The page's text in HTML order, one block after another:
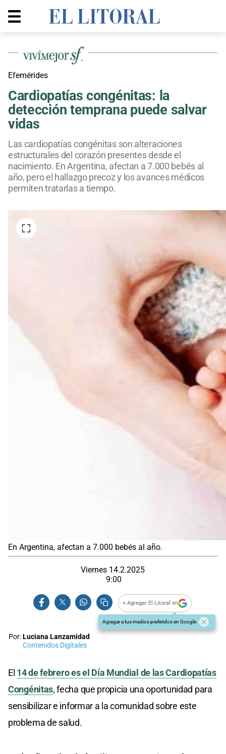
Efemérides
Cardiopatías congénitas: la
detección temprana puede salvar
vidas
Las cardiopatías congénitas son alteraciones
estructurales del corazón presentes desde el
nacimiento. En Argentina, afectan a 7.000 bebés al
año, pero el hallazgo precoz y los avances médicos
permiten tratarlas a tiempo.
En Argentina, afectan a 7.000 bebés al año.
Viernes 14.2.2025
9:00
+ Agregar El Litoral en
Agregar a tus medios preferidos en Google
Por:Luciana Lanzamidad
Contenidos Digitales
El 14 de febrero es el Día Mundial de las Cardiopatías
Congénitas, fecha que propicia una oportunidad para
sensibilizar e informar a la comunidad sobre este
problema de salud.